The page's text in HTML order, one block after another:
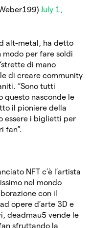
July 1,
alt-metal, ha detto
modo per fare soldi
di mano
di creare community
“Sono tutti
questo nasconde le
il pioniere della
essere i biglietti per
fan”.
NFT c’è l’artista
nel mondo
con il
opere d’arte 3D e
deadmau5 vende le
sfruttando la